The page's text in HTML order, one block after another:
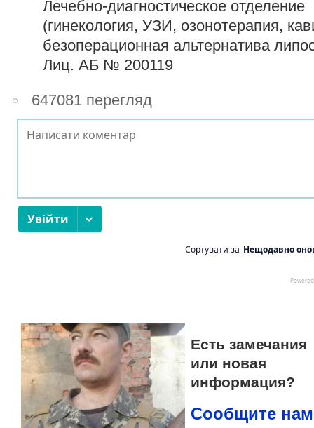
Лечебно-диагностическое отделение
(гинекология, УЗИ, озонотерапия,
безоперационная альтернатива
Лиц. АБ № 200119
647081 перегляд
Есть замечания
или новая
информация?
Сообщите